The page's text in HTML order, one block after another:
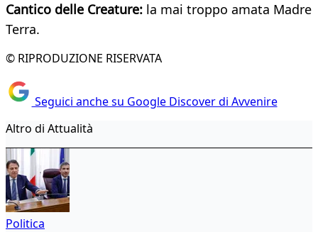
Cantico delle Creature: la mai troppo amata Madre
Terra.
© RIPRODUZIONE RISERVATA
Seguici anche su Google Discover di Avvenire
Altro di Attualità
Politica